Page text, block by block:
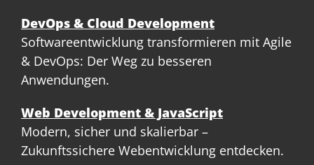
DevOps & Cloud Development
Softwareentwicklung transformieren mit Agile
& DevOps: Der Weg zu besseren
Anwendungen.
Web Development & JavaScript
Modern, sicher und skalierbar –
Zukunftssichere Webentwicklung entdecken.